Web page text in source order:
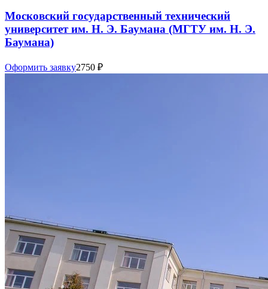
Московский государственный технический
университет им. Н. Э. Баумана (МГТУ им. Н. Э.
Баумана)
Оформить заявку2750 ₽